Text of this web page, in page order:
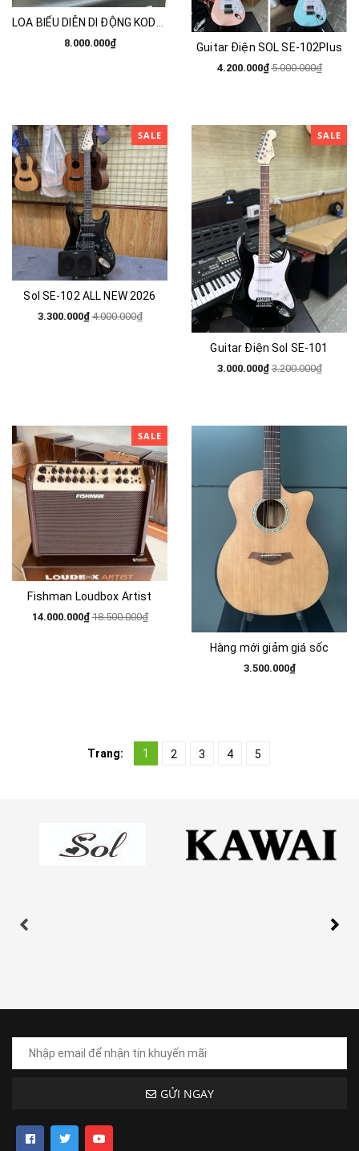
8.000.000₫ Guitar Điện SOL SE-102Plus
4.200.000₫5.000.000₫
SALE
Sol SE-102 ALL NEW 2026
3.300.000₫4.000.000₫
SALE
Guitar Điện Sol SE-101
3.000.000₫3.200.000₫
SALE
Fishman Loudbox Artist
14.000.000₫18.500.000₫
Hàng mới giảm giá sốc
3.500.000₫
Trang: 1 2 3 4 5
GỬI NGAY